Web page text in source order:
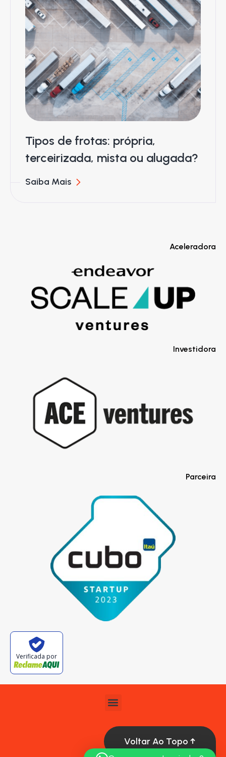
Tipos de frotas: própria,
terceirizada, mista ou alugada?
Saiba Mais
Aceleradora
Investidora
Parceira
Verificada por
Voltar Ao Topo ↑